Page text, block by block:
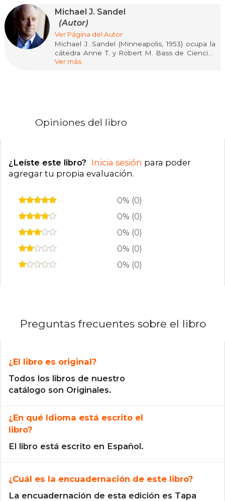
Michael J. Sandel
(Autor)
Ver Página del Autor
Michael J. Sandel (Minneapolis, 1953) ocupa la
cátedra Anne T. y Robert M. Bass de Ciencias
Políticas en la Universidad de Harvard y es uno
Justicia. ¿Hacemos lo que debemos? (2011), Lo
del mérito (2020), El descontento democrático
(2023) y Contra la perfección (2024).
Ver más
Opiniones del libro
¿Leíste este libro? Inicia sesión para poder
agregar tu propia evaluación.
0% (0)
0% (0)
0% (0)
0% (0)
0% (0)
Preguntas frecuentes sobre el libro
¿El libro es original?
Todos los libros de nuestro
catálogo son Originales.
¿En qué Idioma está escrito el
libro?
El libro está escrito en Español.
¿Cuál es la encuadernación de este libro?
La encuadernación de esta edición es Tapa